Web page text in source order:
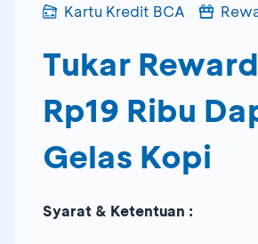
Kartu Kredit BCA
Tukar
Rp19 Ribu
Gelas Kopi
Syarat & Ketentuan :